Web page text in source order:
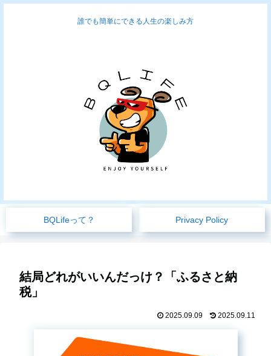
誰でも簡単にできる人生の楽しみ方
BQLifeって？ Privacy Policy
結局どれがいいんだっけ？「ふるさと納
税」
2025.09.09 2025.09.11